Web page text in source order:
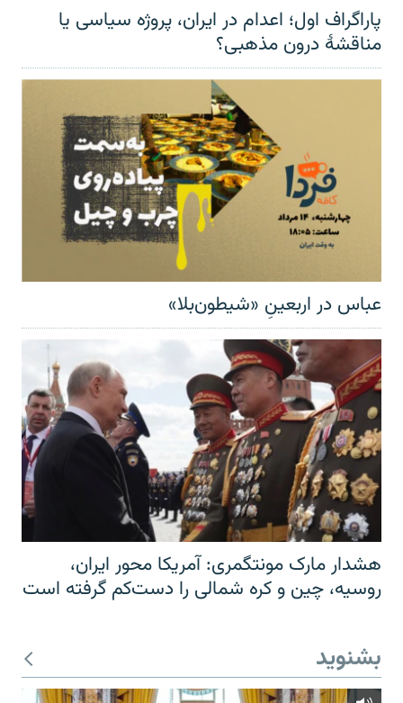
پاراگراف اول؛ اعدام در ایران، پروژه سیاسی یا
مناقشهٔ درون مذهبی؟
عباس در اربعینِ «شیطون‌بلا»
هشدار مارک مونتگمری: آمریکا محور ایران،
روسیه، چین و کره شمالی را دست‌کم گرفته است
بشنوید